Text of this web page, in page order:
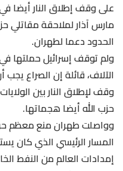
​على وقف إطلاق ⁠النار أيضا
مارس آذار لملاحقة مقاتلي
الحدود دعما لطهران.
ولم توقف إسرائيل حملتها
الآلاف، قائلة إن الصراع
وقف لإطلاق النار بين
حزب الله ⁠أيضا هجماتها.
وواصلت طهران ​منع معظم
المسار الرئيسي الذي كان
إمدادات العالم من النفط